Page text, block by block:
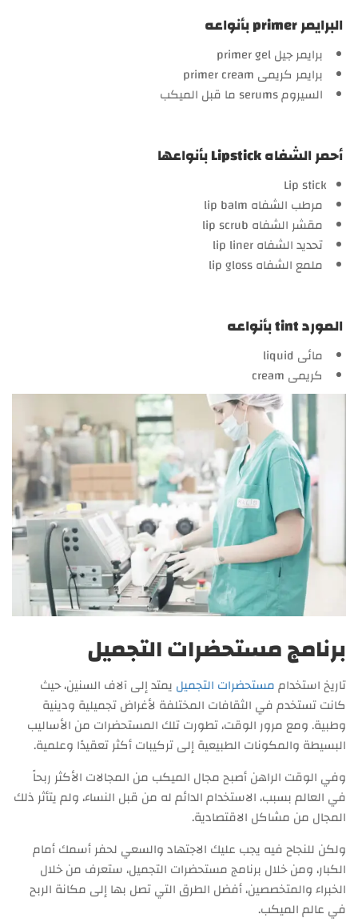
البرايمر primer بأنواعه
برايمر جيل primer gel
برايمر كريمى primer cream
السيروم serums ما قبل الميكب
أحمر الشفاه Lipstick بأنواعها
Lip stick
مرطب الشفاه lip balm
مقشر الشفاه lip scrub
تحديد الشفاه lip liner
ملمع الشفاه lip gloss
المورد tint بأنواعه
مائى liquid
كريمى cream
برنامج مستحضرات التجميل
تاريخ استخداممستحضرات التجميل يمتد إلى آلاف السنين، حيث
كانت تستخدم في الثقافات المختلفة لأغراض تجميلية ودينية
وطبية. ومع مرور الوقت، تطورت تلك المستحضرات من الأساليب
البسيطة والمكونات الطبيعية إلى تركيبات أكثر تعقيدًا وعلمية.
وفي الوقت الراهن أصبح مجال الميكب من المجالات الأكثر ربحاً
في العالم بسبب، الاستخدام الدائم له من قبل النساء، ولم يتأثر ذلك
المجال من مشاكل الاقتصادية.
ولكن للنجاح فيه يجب عليك الاجتهاد والسعي لحفر أسمك أمام
الكبار، ومن خلال برنامج مستحضرات التجميل، ستعرف من خلال
الخبراء والمتخصصين، أفضل الطرق التي تصل بها إلى مكانة الربح
في عالم الميكب.